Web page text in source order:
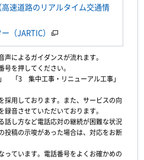
速道路のリアルタイム交通情
（JARTIC）
によるガイダンスが流れます。
を押してください。
「3 集中工事・リニューアル工事」
採用しております。また、サービスの向
音させていただいております。
話し方など電話応対の継続が困難な状況
投稿の示唆があった場合は、対応をお断
っています。電話番号をよくお確かめの